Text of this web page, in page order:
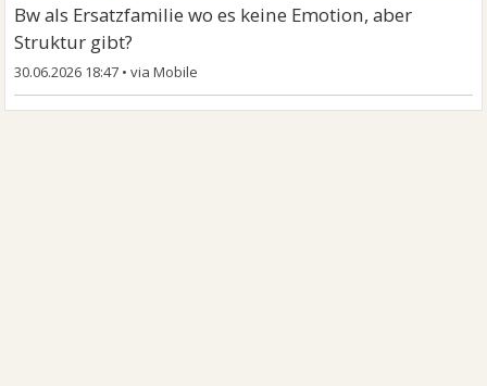
Bw als Ersatzfamilie wo es keine Emotion, aber
Struktur gibt?
30.06.2026 18:47 •